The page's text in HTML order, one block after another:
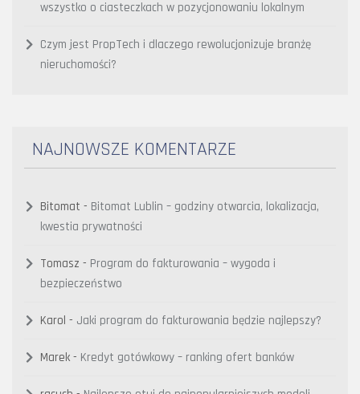
wszystko o ciasteczkach w pozycjonowaniu lokalnym
Czym jest PropTech i dlaczego rewolucjonizuje branżę
nieruchomości?
NAJNOWSZE KOMENTARZE
Bitomat - Bitomat Lublin – godziny otwarcia, lokalizacja,
kwestia prywatności
Tomasz - Program do fakturowania – wygoda i
bezpieczeństwo
Karol - Jaki program do fakturowania będzie najlepszy?
Marek - Kredyt gotówkowy – ranking ofert banków